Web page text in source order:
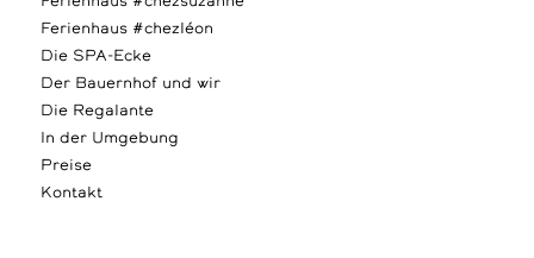
Ferienhaus #chezléon
Die SPA-Ecke
Der Bauernhof und wir
Die Regalante
In der Umgebung
Preise
Kontakt